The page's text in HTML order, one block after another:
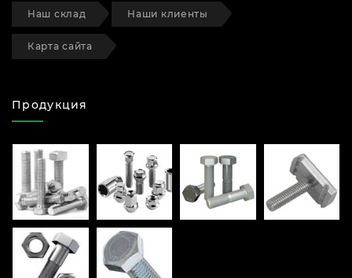
Наш склад Наши клиенты
Карта сайта
Продукция